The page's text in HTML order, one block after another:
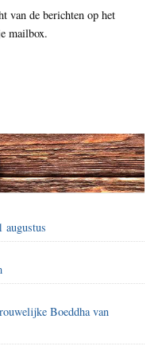
van de berichten op het
mailbox.
Boeddha van